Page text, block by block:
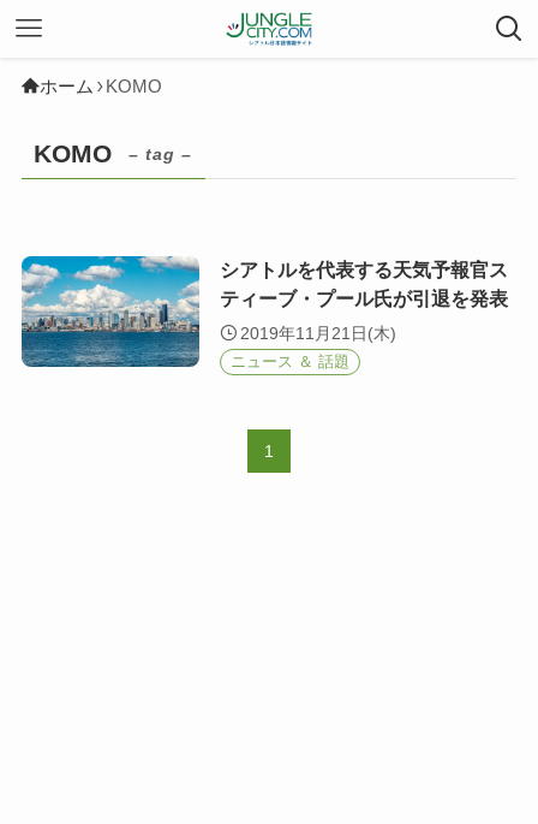
ホーム KOMO
KOMO – tag –
シアトルを代表する天気予報官ス
ティーブ・プール氏が引退を発表
2019年11月21日(木)
ニュース ＆ 話題
1